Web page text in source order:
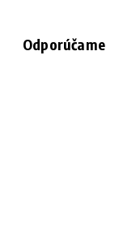
Odporúčame